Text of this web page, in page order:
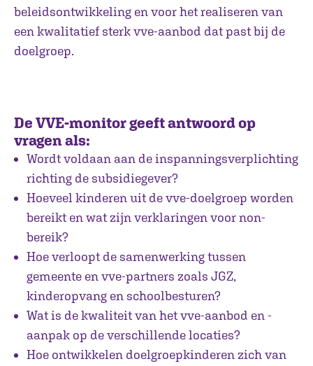
beleidsontwikkeling en voor het realiseren van
een kwalitatief sterk vve-aanbod dat past bij de
doelgroep.
De VVE-monitor geeft antwoord op
vragen als:
Wordt voldaan aan de inspanningsverplichting
richting de subsidiegever?
Hoeveel kinderen uit de vve-doelgroep worden
bereikt en wat zijn verklaringen voor non-
bereik?
Hoe verloopt de samenwerking tussen
gemeente en vve-partners zoals JGZ,
kinderopvang en schoolbesturen?
Wat is de kwaliteit van het vve-aanbod en -
aanpak op de verschillende locaties?
Hoe ontwikkelen doelgroepkinderen zich van